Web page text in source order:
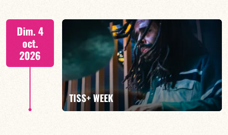
Tiss Rodriguez batterie/lead, TBA
EN SAVOIR PLUS
Dim. 4
oct.
2026
TISS+ WEEK